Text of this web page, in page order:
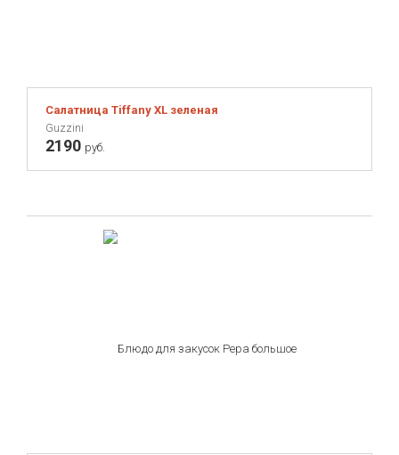
Салатница Tiffany XL зеленая
Guzzini
2190 руб.